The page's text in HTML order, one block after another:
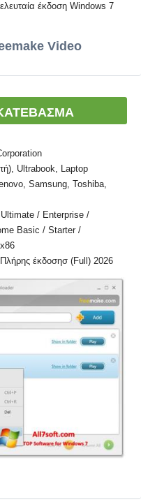
έκδοση Windows 7
Video
Ultrabook, Laptop
Samsung, Toshiba,
Ultimate / Enterprise /
Basic / Starter /
έκδοσησ (Full) 2026